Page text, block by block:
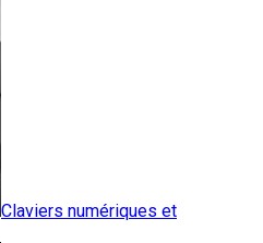
Claviers numériques et